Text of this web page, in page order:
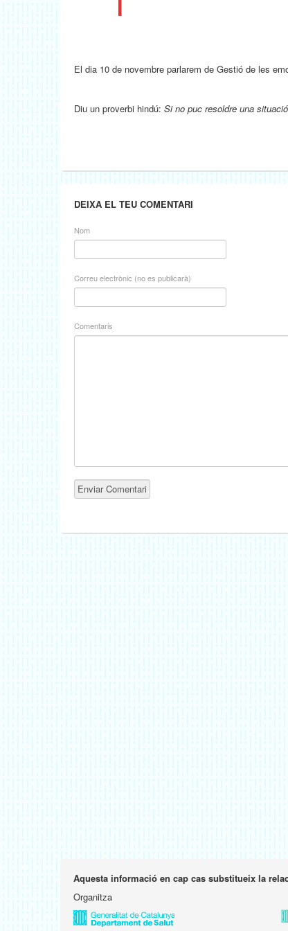
El dia 10 de novembre parlarem de Gestió de les
Diu un proverbi hindú: Si no puc resoldre una
DEIXA EL TEU COMENTARI
Nom
Correu electrònic (no es publicarà)
Comentaris
Aquesta informació en cap cas substitueix la
Organitza